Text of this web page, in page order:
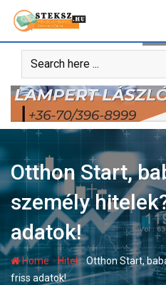
content
Otthon Start,
személy
adatok!
Home-Hitel-Otthon Start,
friss adatok!